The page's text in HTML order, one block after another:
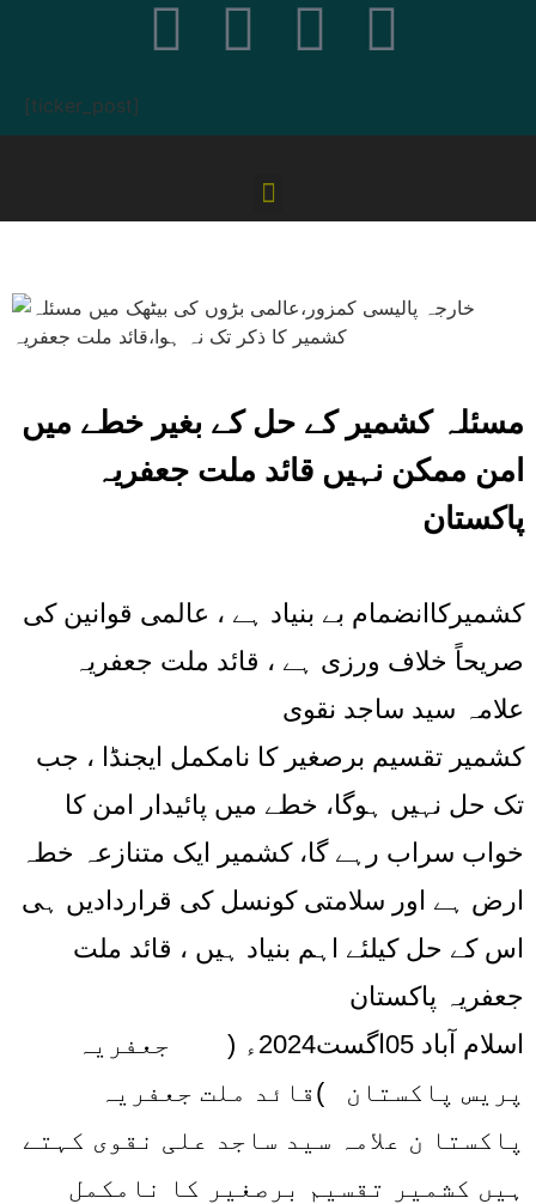
[ticker_post]
مسئلہ کشمیر کے حل کے بغیر خطے میں
امن ممکن نہیں قائد ملت جعفریہ
پاکستان
کشمیرکاانضمام بے بنیاد ہے ، عالمی قوانین کی
صریحاً خلاف ورزی ہے ، قائد ملت جعفریہ
علامہ سید ساجد نقوی
کشمیر تقسیم برصغیر کا نامکمل ایجنڈا ، جب
تک حل نہیں ہوگا، خطے میں پائیدار امن کا
خواب سراب رہے گا، کشمیر ایک متنازعہ خطہ
ارض ہے اور سلامتی کونسل کی قراردادیں ہی
اس کے حل کیلئے اہم بنیاد ہیں ، قائد ملت
جعفریہ پاکستان
اسلام آباد 05اگست2024ء ( جعفریہ
پریس پاکستان )قائد ملت جعفریہ
پاکستا ن علامہ سید ساجد علی نقوی کہتے
ہیں کشمیر تقسیم برصغیر کا نامکمل